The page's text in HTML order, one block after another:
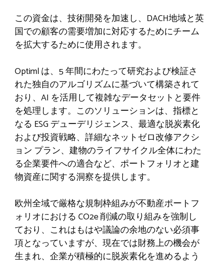
この資金は、技術開発を加速し、DACH地域と英
国での顧客の需要増加に対応するためにチーム
を拡大するために使用されます。
Optiml は、5 年間にわたって研究および検証さ
れた独自のアルゴリズムに基づいて構築されて
おり、AI を活用して複雑なデータセットと要件
を処理します。このソリューションは、指標と
なる ESG デューデリジェンス、最適な脱炭素化
および投資戦略、詳細なネットゼロ改修アクシ
ョン プラン、建物のライフサイクル全体にわた
る企業要件への適合など、ポートフォリオと建
物資産に関する洞察を提供します。
欧州全域で厳格な規制枠組みが不動産ポートフ
ォリオにおける CO2e 削減の取り組みを強制し
ており、これはもはや議論の余地のない必須事
項となっていますが、現在では財務上の機会が
生まれ、企業が積極的に脱炭素化を進めるよう